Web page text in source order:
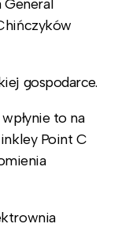
gospodarce.
to na
Point C